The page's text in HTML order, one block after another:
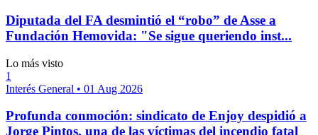
Diputada del FA desmintió el “robo” de Asse a
Fundación Hemovida: "Se sigue queriendo inst...
Lo más visto
1
Interés General • 01 Aug 2026
Profunda conmoción: sindicato de Enjoy despidió a
Jorge Pintos, una de las víctimas del incendio fatal